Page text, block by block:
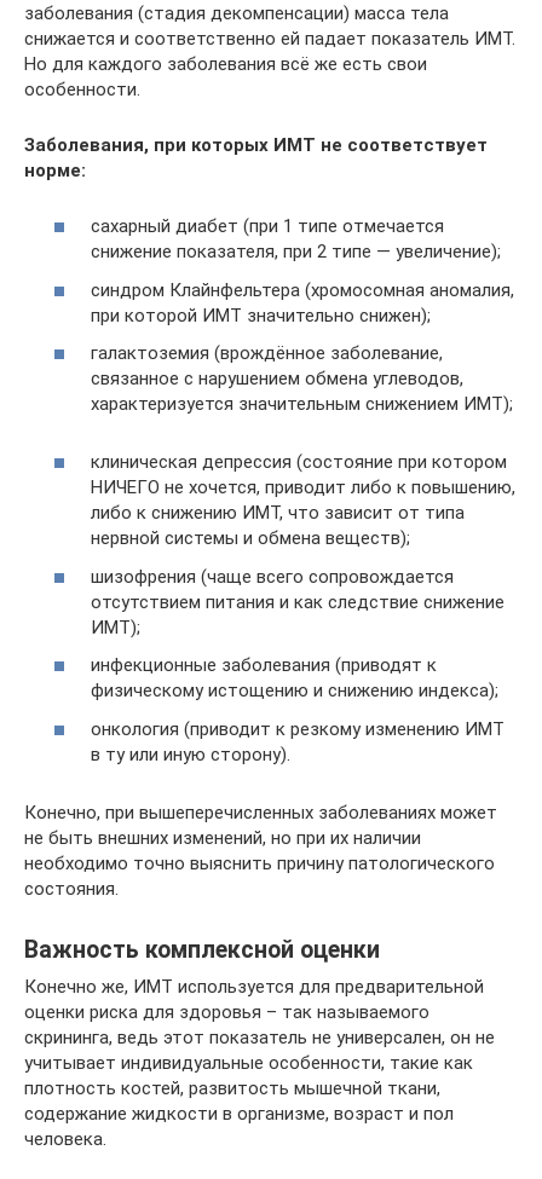
заболевания (стадия декомпенсации) масса тела
снижается и соответственно ей падает показатель ИМТ.
Но для каждого заболевания всё же есть свои
особенности.
Заболевания, при которых ИМТ не соответствует
норме:
сахарный диабет (при 1 типе отмечается
снижение показателя, при 2 типе — увеличение);
синдром Клайнфельтера (хромосомная аномалия,
при которой ИМТ значительно снижен);
галактоземия (врождённое заболевание,
связанное с нарушением обмена углеводов,
характеризуется значительным снижением ИМТ);
клиническая депрессия (состояние при котором
НИЧЕГО не хочется, приводит либо к повышению,
либо к снижению ИМТ, что зависит от типа
нервной системы и обмена веществ);
шизофрения (чаще всего сопровождается
отсутствием питания и как следствие снижение
ИМТ);
инфекционные заболевания (приводят к
физическому истощению и снижению индекса);
онкология (приводит к резкому изменению ИМТ
в ту или иную сторону).
Конечно, при вышеперечисленных заболеваниях может
не быть внешних изменений, но при их наличии
необходимо точно выяснить причину патологического
состояния.
Важность комплексной оценки
Конечно же, ИМТ используется для предварительной
оценки риска для здоровья – так называемого
скрининга, ведь этот показатель не универсален, он не
учитывает индивидуальные особенности, такие как
плотность костей, развитость мышечной ткани,
содержание жидкости в организме, возраст и пол
человека.